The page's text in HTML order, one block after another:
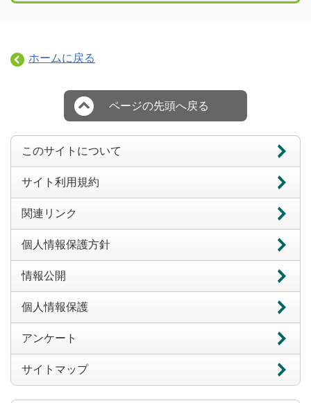
ホームに戻る
ページの先頭へ戻る
このサイトについて
サイト利用規約
関連リンク
個人情報保護方針
情報公開
個人情報保護
アンケート
サイトマップ